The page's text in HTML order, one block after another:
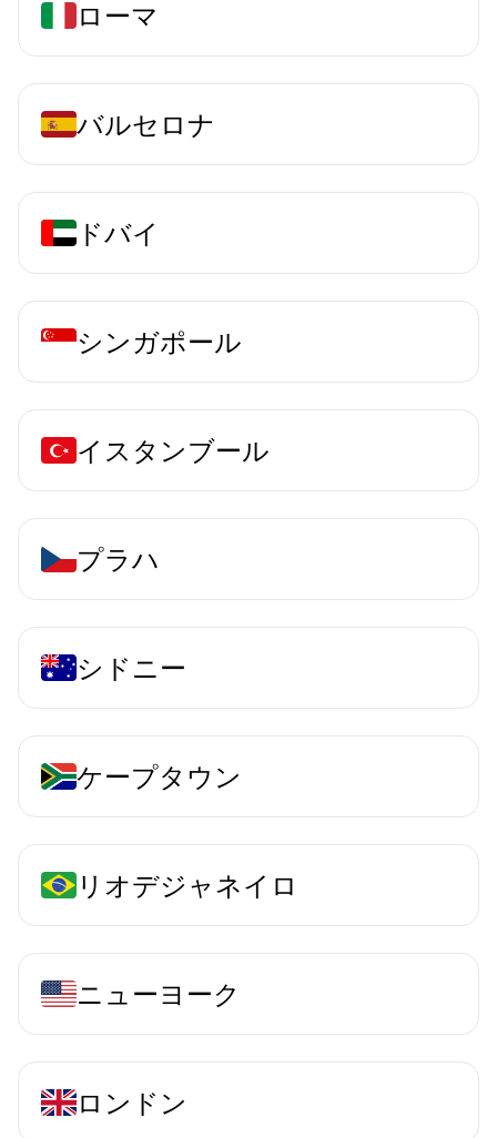
ローマ
バルセロナ
ドバイ
シンガポール
イスタンブール
プラハ
シドニー
ケープタウン
リオデジャネイロ
ニューヨーク
ロンドン